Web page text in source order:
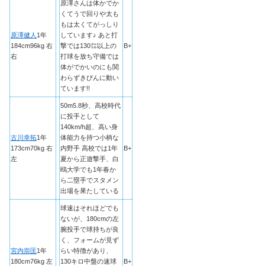
原澤健人 1年
184cm96kg 右
右
原澤さんは体かでか
くてうで回りや太も
もは太くてがっしり
しています♪ あと打
撃では130㍍以上の
打球を放ち守備では
体がでかいのにも関
わらずきびんに動い
ています!!
B+
古川幸拓1年
173cm70kg 右
左
50m5.8秒、高校時代
に投手として
140km/h超、高い身
体能力を持つ小柄な
内野手 高校では1年
夏から正遊撃手、白
鴎大学でも1年春か
ら二塁手でスタメン
出場を果たしている
B+
宮内崇匡1年
180cm76kg 左
球速はそれほどでも
ないが、180cmの左
腕投手で球持ちが良
く、フォームが見ず
らい特徴があり、
130キロ中盤の速球
B+